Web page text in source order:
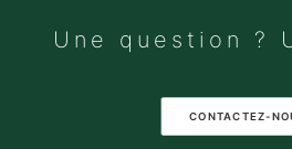
Une question ?
CONTACTEZ-